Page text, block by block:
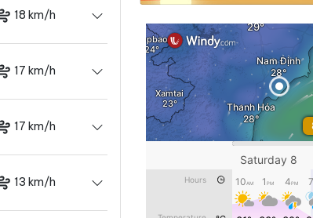
18 km/h
17 km/h
17 km/h
13 km/h